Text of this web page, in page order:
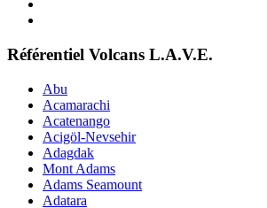
Référentiel Volcans L.A.V.E.
Abu
Acamarachi
Acatenango
Acigöl-Nevsehir
Adagdak
Mont Adams
Adams Seamount
Adatara